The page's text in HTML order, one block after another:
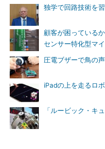
独学で回路技術を
顧客が困っている
センサー特化型マ
圧電ブザーで鳥の
iPadの上を走るロ
「ルービック・キ